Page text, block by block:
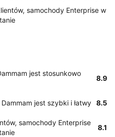
samochody Enterprise w
jest stosunkowo
8.9
jest szybki i łatwy 8.5
samochody Enterprise
8.1